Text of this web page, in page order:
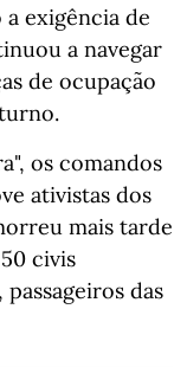
a exigência de
a navegar
de ocupação
os comandos
ativistas dos
mais tarde
civis
das